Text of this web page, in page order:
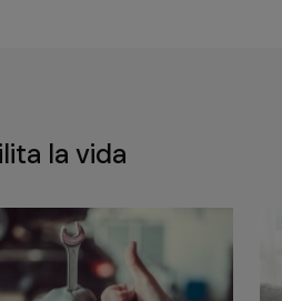
la vida